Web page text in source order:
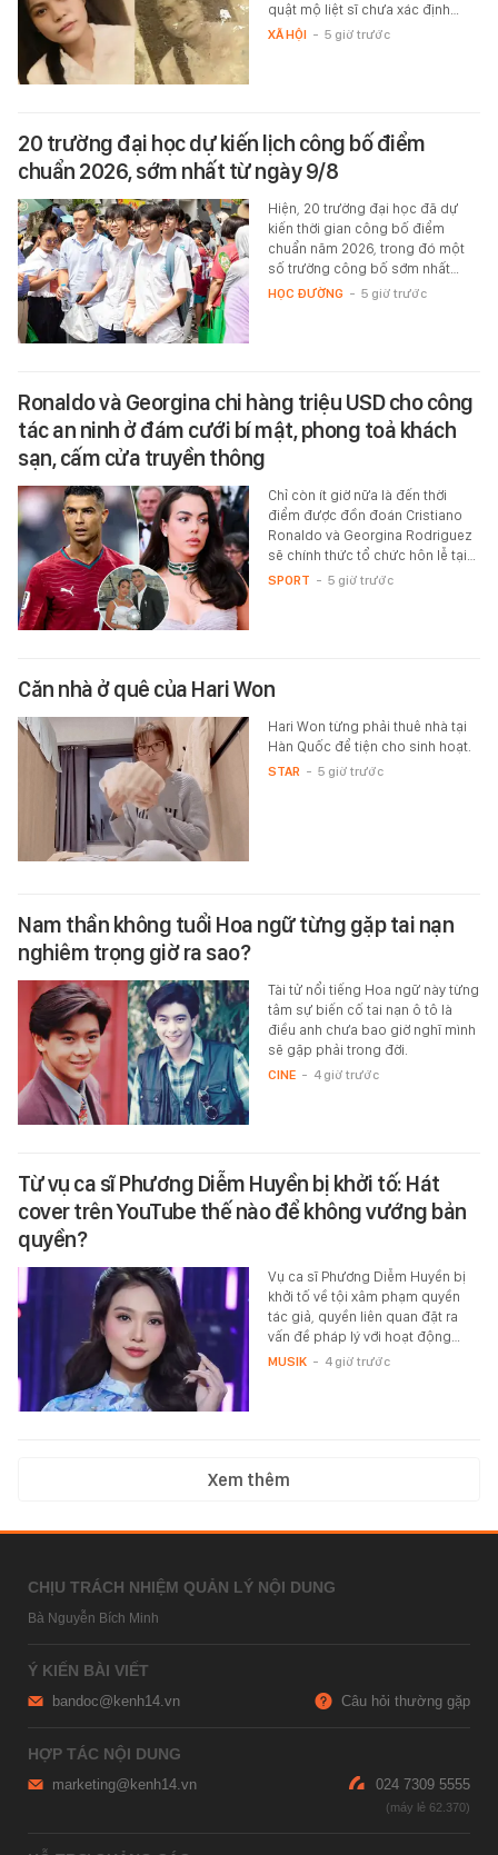
quật mộ liệt sĩ chưa xác định…
XÃ HỘI - 5 giờ trước
20 trường đại học dự kiến lịch công bố điểm
chuẩn 2026, sớm nhất từ ngày 9/8
Hiện, 20 trường đại học đã dự
kiến thời gian công bố điểm
chuẩn năm 2026, trong đó một
số trường công bố sớm nhất…
HỌC ĐƯỜNG - 5 giờ trước
Ronaldo và Georgina chi hàng triệu USD cho công
tác an ninh ở đám cưới bí mật, phong toả khách
sạn, cấm cửa truyền thông
Chỉ còn ít giờ nữa là đến thời
điểm được đồn đoán Cristiano
Ronaldo và Georgina Rodriguez
sẽ chính thức tổ chức hôn lễ tại…
SPORT - 5 giờ trước
Căn nhà ở quê của Hari Won
Hari Won từng phải thuê nhà tại
Hàn Quốc để tiện cho sinh hoạt.
STAR - 5 giờ trước
Nam thần không tuổi Hoa ngữ từng gặp tai nạn
nghiêm trọng giờ ra sao?
Tài tử nổi tiếng Hoa ngữ này từng
tâm sự biến cố tai nạn ô tô là
điều anh chưa bao giờ nghĩ mình
sẽ gặp phải trong đời.
CINE - 4 giờ trước
Từ vụ ca sĩ Phương Diễm Huyền bị khởi tố: Hát
cover trên YouTube thế nào để không vướng bản
quyền?
Vụ ca sĩ Phương Diễm Huyền bị
khởi tố về tội xâm phạm quyền
tác giả, quyền liên quan đặt ra
vấn đề pháp lý với hoạt động…
MUSIK - 4 giờ trước
Xem thêm
CHỊU TRÁCH NHIỆM QUẢN LÝ NỘI DUNG
Bà Nguyễn Bích Minh
Ý KIẾN BÀI VIẾT
bandoc@kenh14.vn Câu hỏi thường gặp
HỢP TÁC NỘI DUNG
marketing@kenh14.vn 024 7309 5555